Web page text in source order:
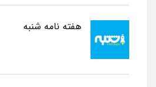
هفته نامه شنبه